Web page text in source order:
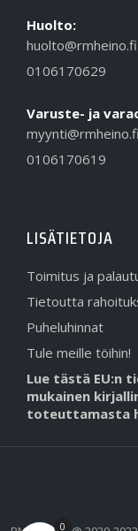
Huolto:
huolto@rmheino.fi
0106170629
Varuste- ja
myynti@rmheino.fi
0106170619
LISÄTIETOJA
Toimitus ja
Tietoutta
Puheluhinnat
Tule meille töihin!
Lue tästä EU:n
mukainen
toteuttamasta
0